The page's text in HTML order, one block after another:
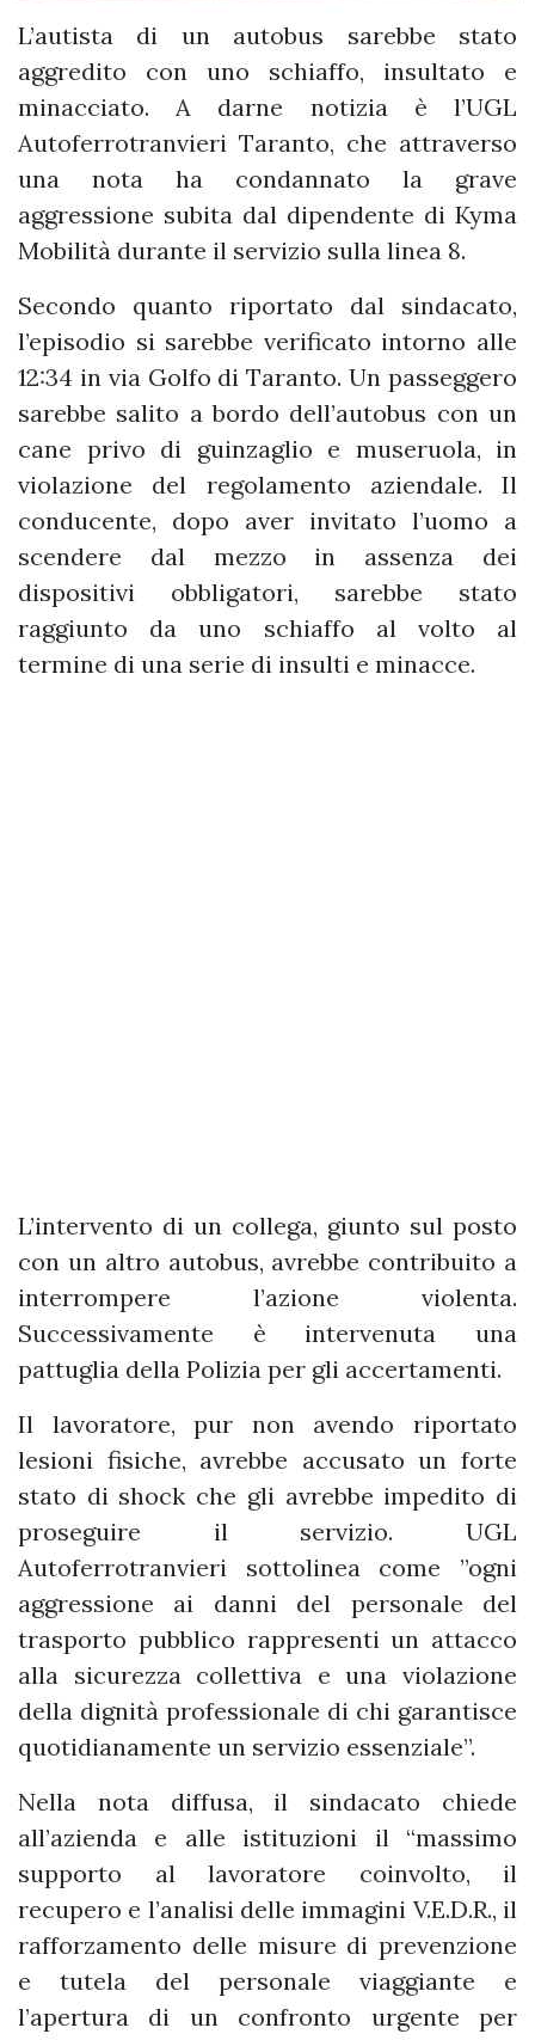
L’autista di un autobus sarebbe stato
aggredito con uno schiaffo, insultato e
minacciato. A darne notizia è l’UGL
Autoferrotranvieri Taranto, che attraverso
una nota ha condannato la grave
aggressione subita dal dipendente di Kyma
Mobilità durante il servizio sulla linea 8.
Secondo quanto riportato dal sindacato,
l’episodio si sarebbe verificato intorno alle
12:34 in via Golfo di Taranto. Un passeggero
sarebbe salito a bordo dell’autobus con un
cane privo di guinzaglio e museruola, in
violazione del regolamento aziendale. Il
conducente, dopo aver invitato l’uomo a
scendere dal mezzo in assenza dei
dispositivi obbligatori, sarebbe stato
raggiunto da uno schiaffo al volto al
termine di una serie di insulti e minacce.
L’intervento di un collega, giunto sul posto
con un altro autobus, avrebbe contribuito a
interrompere l’azione violenta.
Successivamente è intervenuta una
pattuglia della Polizia per gli accertamenti.
Il lavoratore, pur non avendo riportato
lesioni fisiche, avrebbe accusato un forte
stato di shock che gli avrebbe impedito di
proseguire il servizio. UGL
Autoferrotranvieri sottolinea come ”ogni
aggressione ai danni del personale del
trasporto pubblico rappresenti un attacco
alla sicurezza collettiva e una violazione
della dignità professionale di chi garantisce
quotidianamente un servizio essenziale”.
Nella nota diffusa, il sindacato chiede
all’azienda e alle istituzioni il “massimo
supporto al lavoratore coinvolto, il
recupero e l’analisi delle immagini V.E.D.R., il
rafforzamento delle misure di prevenzione
e tutela del personale viaggiante e
l’apertura di un confronto urgente per